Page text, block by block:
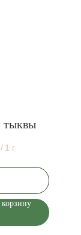
тыквы
/ 1 г
корзину